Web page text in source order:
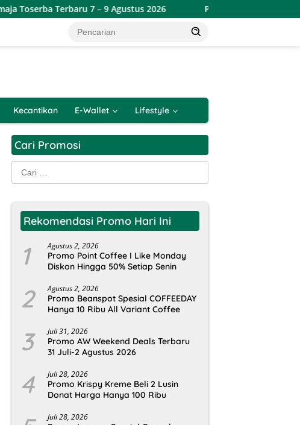
7 – 9 Agustus 2026 Promo Lotte Grosir Weekend Terbaru
Kecantikan E-Wallet Lifestyle
Cari Promosi
Cari
untuk:
Rekomendasi Promo Hari Ini
1 Agustus 2, 2026
Promo Point Coffee I Like Monday
Diskon Hingga 50% Setiap Senin
2 Agustus 2, 2026
Promo Beanspot Spesial COFFEEDAY
Hanya 10 Ribu All Variant Coffee
3 Juli 31, 2026
Promo AW Weekend Deals Terbaru
31 Juli-2 Agustus 2026
4 Juli 28, 2026
Promo Krispy Kreme Beli 2 Lusin
Donat Harga Hanya 100 Ribu
Juli 28, 2026